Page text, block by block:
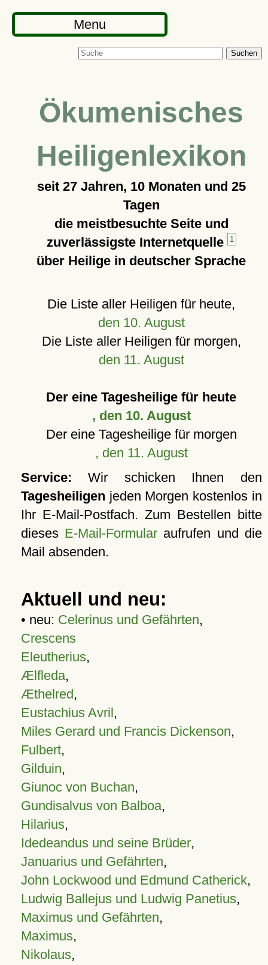
Menu
Suchen
Ökumenisches
Heiligenlexikon
seit 27 Jahren, 10 Monaten und 25
Tagen
die meistbesuchte Seite und
zuverlässigste Internetquelle
1
über Heilige in deutscher Sprache
Die Liste aller Heiligen für heute,
den 10. August
Die Liste aller Heiligen für morgen,
den 11. August
Der eine Tagesheilige für heute
, den 10. August
Der eine Tagesheilige für morgen
, den 11. August
Service: Wir schicken Ihnen den
Tagesheiligen jeden Morgen kostenlos in
Ihr E-Mail-Postfach. Zum Bestellen bitte
dieses E-Mail-Formular aufrufen und die
Mail absenden.
Aktuell und neu:
• neu: Celerinus und Gefährten,
Crescens
Eleutherius,
Ælfleda,
Æthelred,
Eustachius Avril,
Miles Gerard und Francis Dickenson,
Fulbert,
Gilduin,
Giunoc von Buchan,
Gundisalvus von Balboa,
Hilarius,
Idedeandus und seine Brüder,
Januarius und Gefährten,
John Lockwood und Edmund Catherick,
Ludwig Ballejus und Ludwig Panetius,
Maximus und Gefährten,
Maximus,
Nikolaus,